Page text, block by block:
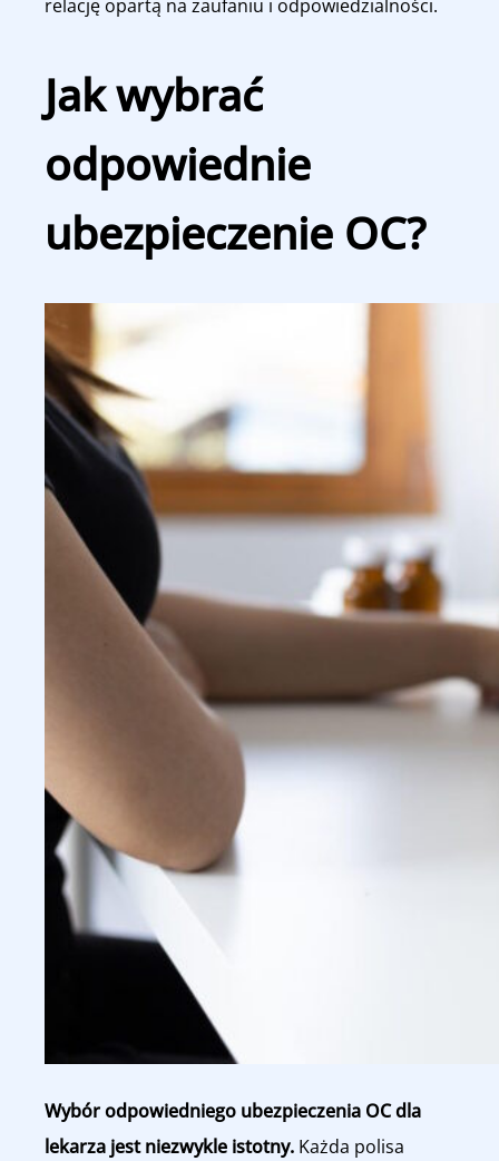
relację opartą na zaufaniu i odpowiedzialności.
Jak wybrać
odpowiednie
ubezpieczenie OC?
Wybór odpowiedniego ubezpieczenia OC dla
lekarza jest niezwykle istotny. Każda polisa